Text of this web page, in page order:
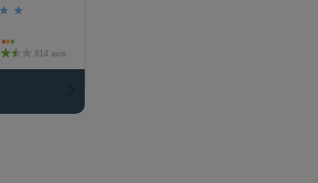
814 avis